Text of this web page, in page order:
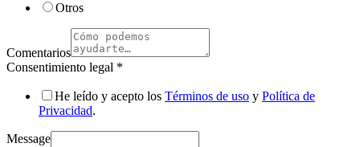
Otros
Comentarios
Consentimiento legal *
He leído y acepto los Términos de uso y Política de
Privacidad.
Message